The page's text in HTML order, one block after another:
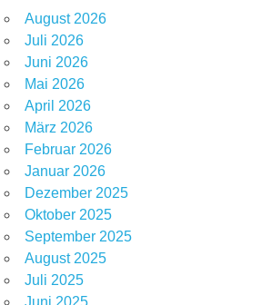
August 2026
Juli 2026
Juni 2026
Mai 2026
April 2026
März 2026
Februar 2026
Januar 2026
Dezember 2025
Oktober 2025
September 2025
August 2025
Juli 2025
Juni 2025